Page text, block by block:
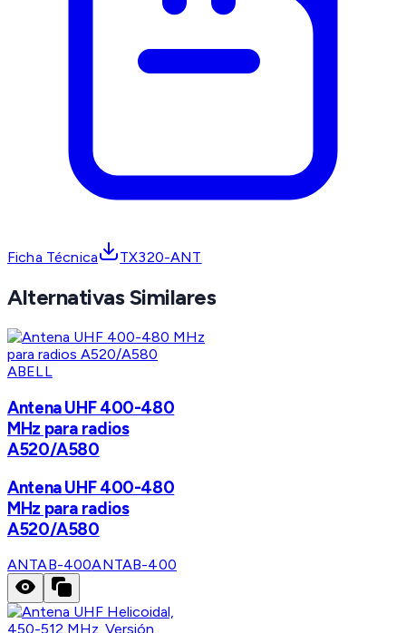
Ficha Técnica TX320-ANT
Alternativas Similares
ABELL
Antena UHF 400-480
MHz para radios
A520/A580
Antena UHF 400-480
MHz para radios
A520/A580
ANTAB-400ANTAB-400